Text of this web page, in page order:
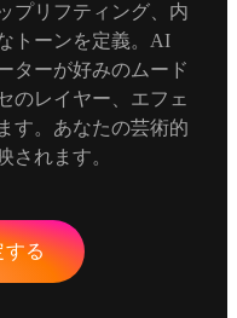
プリフティング、内
トーンを定義。AI
ターが好みのムード
のレイヤー、エフェ
す。あなたの芸術的
されます。
する